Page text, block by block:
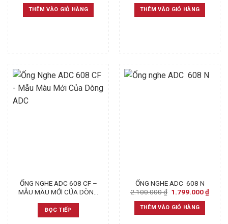
was:
2.100.000 ₫.
THÊM VÀO GIỎ HÀNG
was:
2.100.000 ₫.
THÊM VÀO GIỎ HÀNG
ỐNG NGHE ADC 608 CF –
MẪU MÀU MỚI CỦA DÒNG
ĐỌC TIẾP
ỐNG NGHE ADC 608 N
2.100.000₫ Original
was:
2.100.000 ₫.
1.799.000₫
THÊM VÀO GIỎ HÀNG